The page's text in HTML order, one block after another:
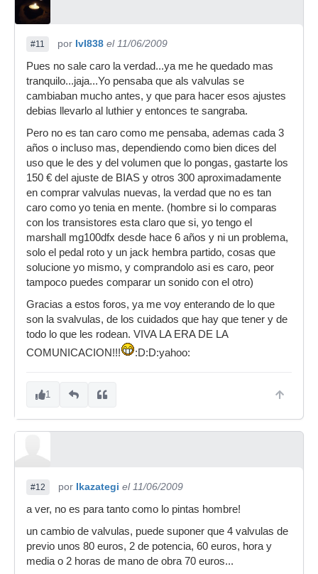
#11 por IvI838 el 11/06/2009
Pues no sale caro la verdad...ya me he quedado mas
tranquilo...jaja...Yo pensaba que als valvulas se
cambiaban mucho antes, y que para hacer esos ajustes
debias llevarlo al luthier y entonces te sangraba.
Pero no es tan caro como me pensaba, ademas cada 3
años o incluso mas, dependiendo como bien dices del
uso que le des y del volumen que lo pongas, gastarte los
150 € del ajuste de BIAS y otros 300 aproximadamente
en comprar valvulas nuevas, la verdad que no es tan
caro como yo tenia en mente. (hombre si lo comparas
con los transistores esta claro que si, yo tengo el
marshall mg100dfx desde hace 6 años y ni un problema,
solo el pedal roto y un jack hembra partido, cosas que
solucione yo mismo, y comprandolo asi es caro, peor
tampoco puedes comparar un sonido con el otro)
Gracias a estos foros, ya me voy enterando de lo que
son la svalvulas, de los cuidados que hay que tener y de
todo lo que les rodean. VIVA LA ERA DE LA
COMUNICACION!!!
:D:D:yahoo:
1
#12 por Ikazategi el 11/06/2009
a ver, no es para tanto como lo pintas hombre!
un cambio de valvulas, puede suponer que 4 valvulas de
previo unos 80 euros, 2 de potencia, 60 euros, hora y
media o 2 horas de mano de obra 70 euros...